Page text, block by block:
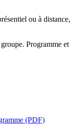
ou à distance,
Programme et
(PDF)